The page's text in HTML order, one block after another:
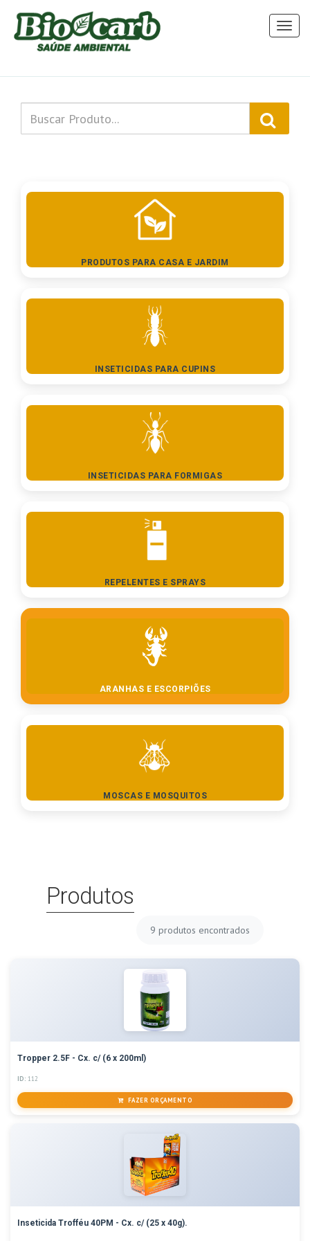
PRODUTOS PARA CASA E JARDIM
INSETICIDAS PARA CUPINS
INSETICIDAS PARA FORMIGAS
REPELENTES E SPRAYS
ARANHAS E ESCORPIÕES
MOSCAS E MOSQUITOS
Produtos
9 produtos encontrados
Tropper 2.5F - Cx. c/ (6 x 200ml)
ID: 112
FAZER ORÇAMENTO
Inseticida Trofféu 40PM - Cx. c/ (25 x 40g).